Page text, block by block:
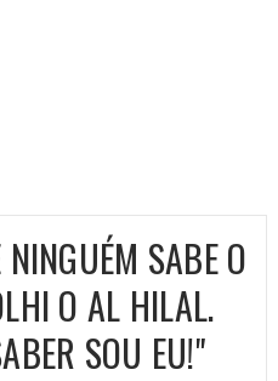
SABE O
O AL HILAL.
SOU EU!"